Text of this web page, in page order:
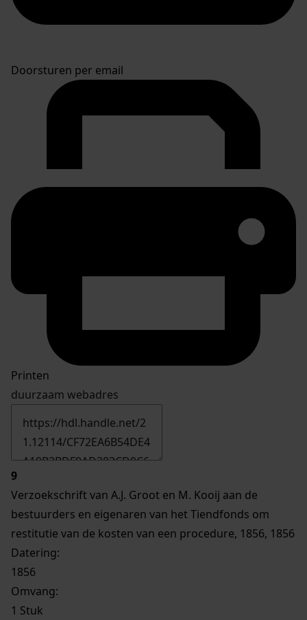
Doorsturen per email
Printen
duurzaam webadres
9
Verzoekschrift van A.J. Groot en M. Kooij aan de
bestuurders en eigenaren van het Tiendfonds om
restitutie van de kosten van een procedure, 1856, 1856
Datering:
1856
Omvang:
1 Stuk